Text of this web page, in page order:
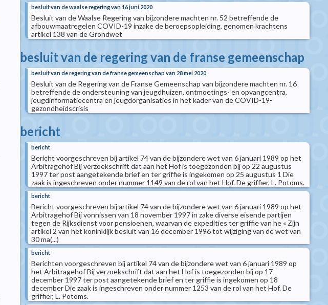
besluit van de waalse regering van 16 juni 2020
Besluit van de Waalse Regering van bijzondere machten nr. 52 betreffende de
afbouwmaatregelen COVID-19 inzake de beroepsopleiding, genomen krachtens
artikel 138 van de Grondwet
besluit van de regering van de franse gemeenschap
besluit van de regering van de franse gemeenschap van 28 mei 2020
Besluit van de Regering van de Franse Gemeenschap van bijzondere machten nr. 16
betreffende de ondersteuning van jeugdhuizen, ontmoetings- en opvangcentra,
jeugdinformatiecentra en jeugdorganisaties in het kader van de COVID-19-
gezondheidscrisis
bericht
bericht
Bericht voorgeschreven bij artikel 74 van de bijzondere wet van 6 januari 1989 op het
Arbitragehof Bij verzoekschrift dat aan het Hof is toegezonden bij op 22 augustus
1997 ter post aangetekende brief en ter griffie is ingekomen op 25 augustus 1 Die
zaak is ingeschreven onder nummer 1149 van de rol van het Hof. De griffier, L. Potoms.
bericht
Bericht voorgeschreven bij artikel 74 van de bijzondere wet van 6 januari 1989 op het
Arbitragehof Bij vonnissen van 18 november 1997 in zake diverse eisende partijen
tegen de Rijksdienst voor pensioenen, waarvan de expedities ter griffie van he « Zijn
artikel 2 van het koninklijk besluit van 16 december 1996 tot wijziging van de wet van
30 ma(...)
bericht
Berichten voorgeschreven bij artikel 74 van de bijzondere wet van 6 januari 1989 op
het Arbitragehof Bij verzoekschrift dat aan het Hof is toegezonden bij op 17
december 1997 ter post aangetekende brief en ter griffie is ingekomen op 18
december Die zaak is ingeschreven onder nummer 1253 van de rol van het Hof. De
griffier, L. Potoms.